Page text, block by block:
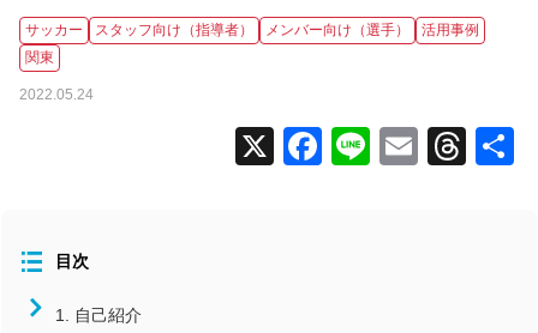
スタッフ向け（指導者）
中部
サッカー スタッフ向け（指導者） メンバー向け（選手）
活用事例
関東
2022.05.24
X Facebook
LineEmail
目次
1. 自己紹介